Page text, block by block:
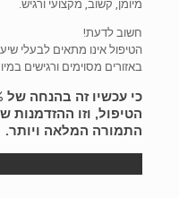
מיומן, קשוב, מקצועי ורגיש.
חשוב לדעת!
הטיפול אינו מתאים לבעלי
באזורים מסוימים ורגישים
הטיפול, וזו
התמורה המלאה ויותר.